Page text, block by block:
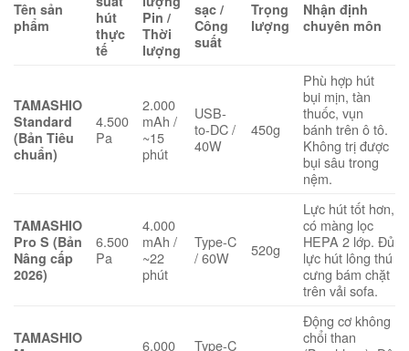
Tên sản
phẩm
hút
thực
tế
Pin /
Thời
lượng
sạc /
Công
suất
Trọng
lượng
Nhận định
chuyên môn
TAMASHIO
Standard
(Bản Tiêu
chuẩn)
4.500
Pa
2.000
mAh /
~15
phút
USB-
to-DC /
40W
450g
Phù hợp hút
bụi mịn, tàn
thuốc, vụn
bánh trên ô tô.
Không trị được
bụi sâu trong
nệm.
TAMASHIO
Pro S (Bản
Nâng cấp
2026)
6.500
Pa
4.000
mAh /
~22
phút
Type-C
/ 60W
520g
Lực hút tốt hơn,
có màng lọc
HEPA 2 lớp. Đủ
lực hút lông thú
cưng bám chặt
trên vải sofa.
TAMASHIO
6.000
Type-C
Động cơ không
chổi than